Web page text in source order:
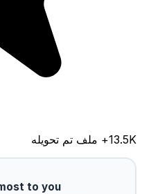
13.5K+ ملف تم تحويله
to you?